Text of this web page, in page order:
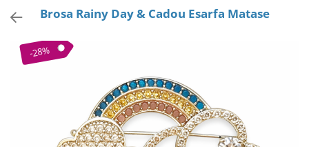
Coliere
Brose
Tiare
Bijuterii Mirese
Brosa Rainy Day & Cadou Esarfa Matase
-28%